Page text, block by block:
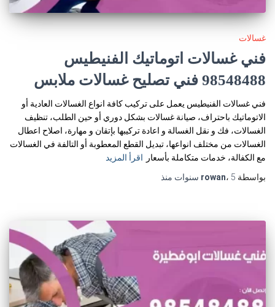
غسالات
فني غسالات اتوماتيك الفنيطيس
98548488 فني تصليح غسالات ملابس
فني غسالات الفنيطيس يعمل على تركيب كافة انواع الغسالات العادية أو
الاتوماتيك باحتراف، صيانة غسالات بشكل دوري أو حين الطلب، تنظيف
الغسالات، فك و نقل الغسالة و اعادة تركيبها بإتقان و مهارة، اصلاح اعطال
الغسالات من مختلف انواعها، تبديل القطع المعطوبة أو التالفة في الغسالات
مع الكفالة، خدمات متكاملة بأسعار
اقرأ المزيد
بواسطة
rowan، 5 سنوات منذ